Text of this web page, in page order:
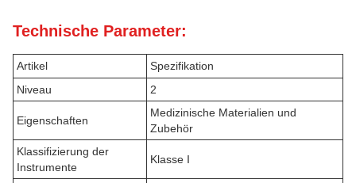
Technische Parameter:
Artikel
Spezifikation
Niveau
2
Eigenschaften
Medizinische Materialien und
Zubehör
Klassifizierung der
Instrumente
Klasse I